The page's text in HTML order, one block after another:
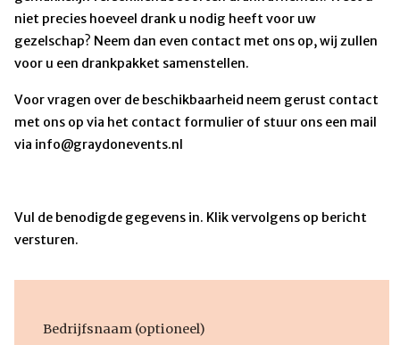
niet precies hoeveel drank u nodig heeft voor uw
gezelschap? Neem dan even contact met ons op, wij zullen
voor u een drankpakket samenstellen.
Voor vragen over de beschikbaarheid neem gerust contact
met ons op via het contact formulier of stuur ons een mail
via info@graydonevents.nl
Vul de benodigde gegevens in. Klik vervolgens op bericht
versturen.